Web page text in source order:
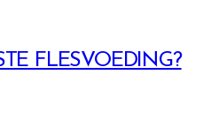
FLESVOEDING?